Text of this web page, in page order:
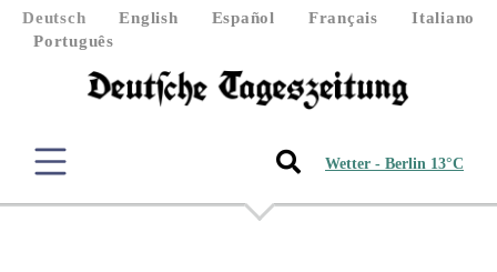
Deutsch English Español Français
Italiano
Português
Wetter - Berlin 13°C